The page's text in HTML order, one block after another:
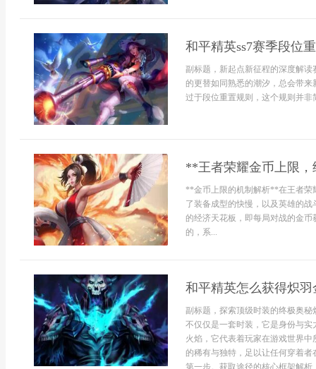
和平精英ss7赛季段位
副标题，新起点新征程的深度解
的更替如同熟悉的潮汐，总会带
过于段位重置规则，这个规则并非
**王者荣耀金币上限
**金币上限的机制解析**在王者荣
了装备成型的快慢，以及英雄的
的经济天花板，即每局对战的金
的，系...
和平精英怎么获得炽
副标题，探索顶级时装的终极奥
不仅仅是一套时装，它是身份与
火焰，它代表着玩家在游戏世界
的稀有与独特，足以让任何穿着
第一步。获取途径的核心框架解